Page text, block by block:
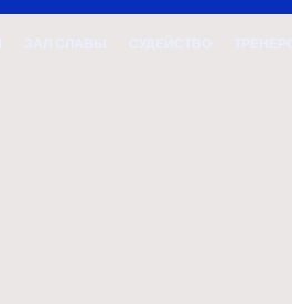
ЗАЛ СЛАВЫ СУДЕЙСТВО